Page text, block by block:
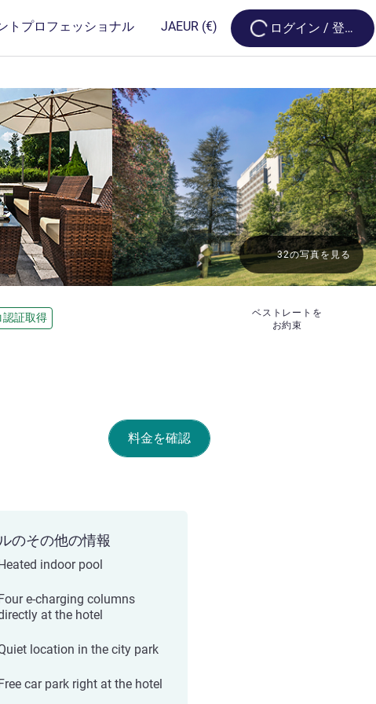
ト プロフェッショナル JAEUR (€) Loading...
ログイン / 登録
認証取得
ベストレートを
お約束
32の写真を見る
料金を確認
のその他の情報
indoor pool
e-charging columns
at the hotel
location in the city park
car park right at the hotel